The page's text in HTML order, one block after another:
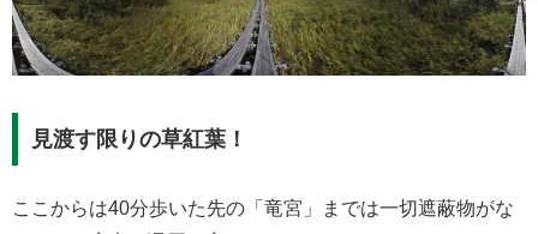
見渡す限りの草紅葉！
ここからは40分歩いた先の「竜宮」までは一切遮蔽物がな